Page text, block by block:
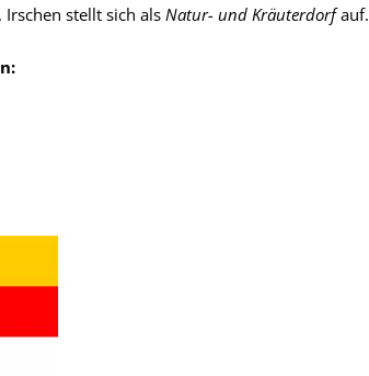
stellt sich als Natur- und Kräuterdorfauf.